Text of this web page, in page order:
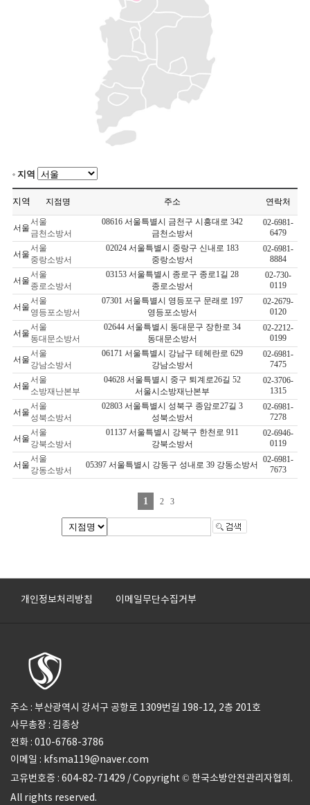
지역
지역 지점명 주소 연락처
서울
서울
금천소방서
08616 서울특별시 금천구 시흥대로 342
금천소방서
02-6981-
6479
서울
서울
중랑소방서
02024 서울특별시 중랑구 신내로 183
중랑소방서
02-6981-
8884
서울
서울
종로소방서
03153 서울특별시 종로구 종로1길 28
종로소방서
02-730-
0119
서울
서울
영등포소방서
07301 서울특별시 영등포구 문래로 197
영등포소방서
02-2679-
0120
서울
서울
동대문소방서
02644 서울특별시 동대문구 장한로 34
동대문소방서
02-2212-
0199
서울
서울
강남소방서
06171 서울특별시 강남구 테헤란로 629
강남소방서
02-6981-
7475
서울
서울
소방재난본부
04628 서울특별시 중구 퇴계로26길 52
서울시소방재난본부
02-3706-
1315
서울
서울
성북소방서
02803 서울특별시 성북구 종암로27길 3
성북소방서
02-6981-
7278
서울
서울
강북소방서
01137 서울특별시 강북구 한천로 911
강북소방서
02-6946-
0119
서울
서울
강동소방서
05397 서울특별시 강동구 성내로 39 강동소방서
02-6981-
7673
1 2 3
개인정보처리방침 이메일무단수집거부
주소 : 부산광역시 강서구 공항로 1309번길 198-12, 2층 201호
사무총장 : 김종상
전화 : 010-6768-3786
이메일 : kfsma119@naver.com
고유번호증 : 604-82-71429 / Copyright © 한국소방안전관리자협회.
All rights reserved.